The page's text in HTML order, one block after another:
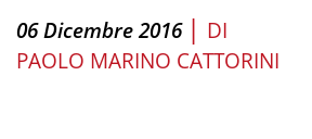
06 Dicembre 2016 | DI
PAOLO MARINO CATTORINI